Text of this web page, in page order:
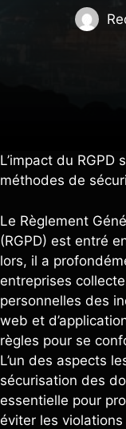
L’impact du
méthodes de
Le Règlement
(RGPD) est entré
lors, il a
entreprises
personnelles des
web et
règles pour se
L’un des aspects
sécurisation des
essentielle pour
éviter les